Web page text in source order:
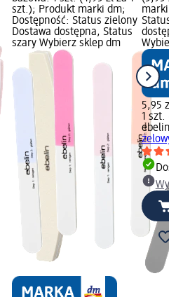
szt.); Produkt marki dm;
Dostępność: Status zielony
Dostawa dostępna, Status
szary Wybierz sklep dm
marki
Status
Wybierz
5,95 zł
1 szt.
ebelin